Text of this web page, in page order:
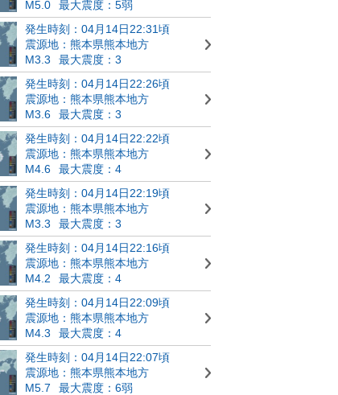
M5.0
最大震度：5弱
発生時刻：04月14日22:31頃
震源地：熊本県熊本地方
M3.3
最大震度：3
発生時刻：04月14日22:26頃
震源地：熊本県熊本地方
M3.6
最大震度：3
発生時刻：04月14日22:22頃
震源地：熊本県熊本地方
M4.6
最大震度：4
発生時刻：04月14日22:19頃
震源地：熊本県熊本地方
M3.3
最大震度：3
発生時刻：04月14日22:16頃
震源地：熊本県熊本地方
M4.2
最大震度：4
発生時刻：04月14日22:09頃
震源地：熊本県熊本地方
M4.3
最大震度：4
発生時刻：04月14日22:07頃
震源地：熊本県熊本地方
M5.7
最大震度：6弱